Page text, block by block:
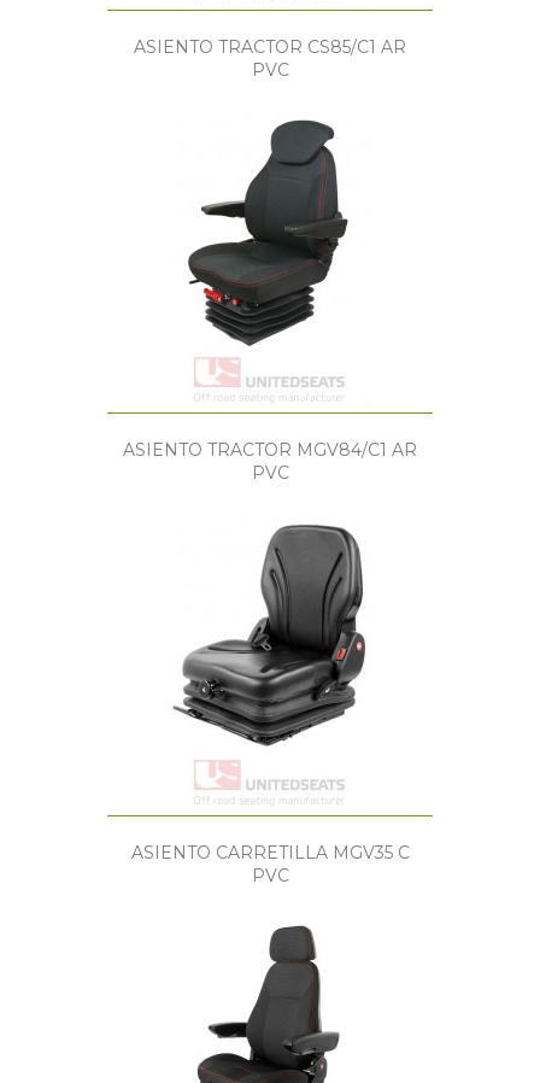
ASIENTO TRACTOR CS85/C1 AR
PVC
ASIENTO TRACTOR MGV84/C1 AR
PVC
ASIENTO CARRETILLA MGV35 C
PVC